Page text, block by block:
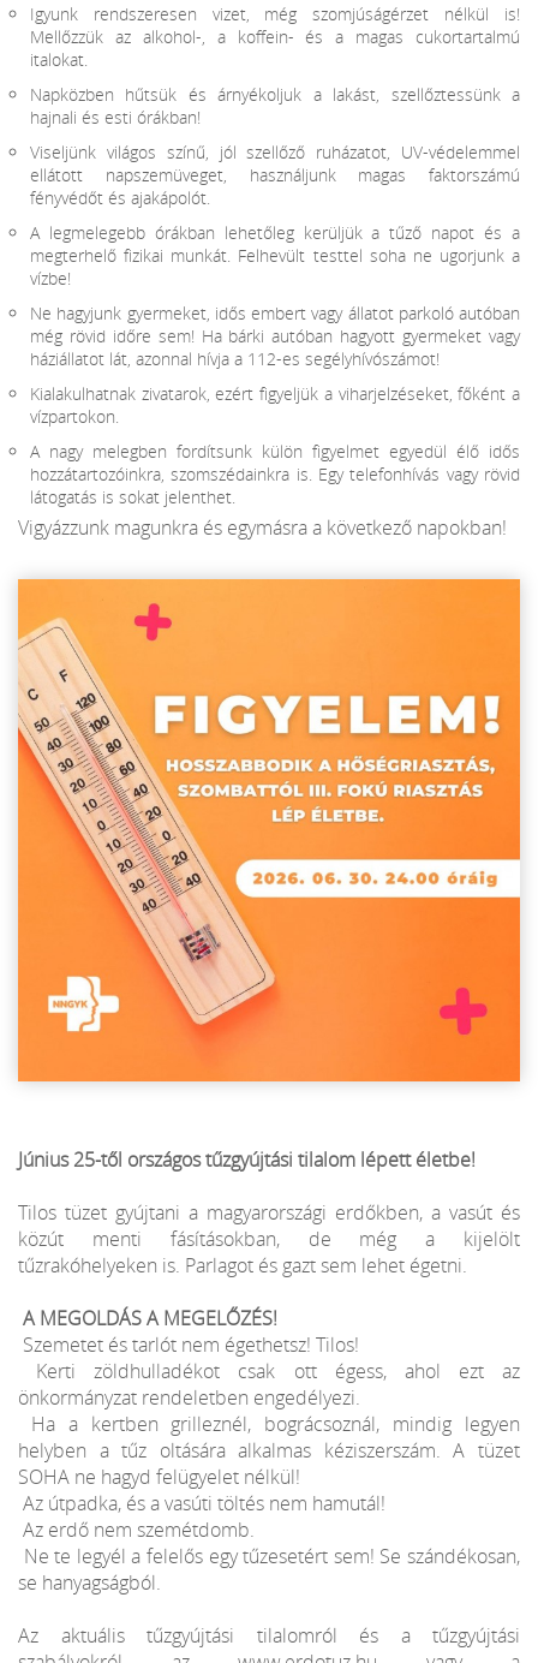
Igyunk rendszeresen vizet, még szomjúságérzet nélkül is!
Mellőzzük az alkohol-, a koffein- és a magas cukortartalmú
italokat.
Napközben hűtsük és árnyékoljuk a lakást, szellőztessünk a
hajnali és esti órákban!
Viseljünk világos színű, jól szellőző ruházatot, UV-védelemmel
ellátott napszemüveget, használjunk magas faktorszámú
fényvédőt és ajakápolót.
A legmelegebb órákban lehetőleg kerüljük a tűző napot és a
megterhelő fizikai munkát. Felhevült testtel soha ne ugorjunk a
vízbe!
Ne hagyjunk gyermeket, idős embert vagy állatot parkoló autóban
még rövid időre sem! Ha bárki autóban hagyott gyermeket vagy
háziállatot lát, azonnal hívja a 112-es segélyhívószámot!
Kialakulhatnak zivatarok, ezért figyeljük a viharjelzéseket, főként a
vízpartokon.
A nagy melegben fordítsunk külön figyelmet egyedül élő idős
hozzátartozóinkra, szomszédainkra is. Egy telefonhívás vagy rövid
látogatás is sokat jelenthet.
Vigyázzunk magunkra és egymásra a következő napokban!
Június 25-től országos tűzgyújtási tilalom lépett életbe!
Tilos tüzet gyújtani a magyarországi erdőkben, a vasút és
közút menti fásításokban, de még a kijelölt
tűzrakóhelyeken is. Parlagot és gazt sem lehet égetni.
A MEGOLDÁS A MEGELŐZÉS!
Szemetet és tarlót nem égethetsz! Tilos!
Kerti zöldhulladékot csak ott égess, ahol ezt az
önkormányzat rendeletben engedélyezi.
Ha a kertben grilleznél, bográcsoznál, mindig legyen
helyben a tűz oltására alkalmas kéziszerszám. A tüzet
SOHA ne hagyd felügyelet nélkül!
Az útpadka, és a vasúti töltés nem hamutál!
Az erdő nem szemétdomb.
Ne te legyél a felelős egy tűzesetért sem! Se szándékosan,
se hanyagságból.
Az aktuális tűzgyújtási tilalomról és a tűzgyújtási